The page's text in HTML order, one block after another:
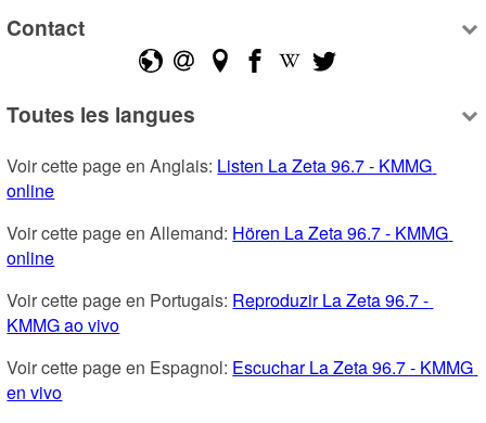
Contact
Toutes les langues
Voir cette page en Anglais: Listen La Zeta 96.7 - KMMG
online
Voir cette page en Allemand: Hören La Zeta 96.7 - KMMG
online
Voir cette page en Portugais: Reproduzir La Zeta 96.7 -
KMMG ao vivo
Voir cette page en Espagnol: Escuchar La Zeta 96.7 - KMMG
en vivo